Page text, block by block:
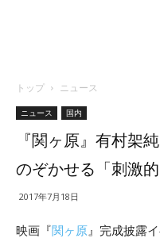
トップ ニュース
ニュース 国内
『関ヶ原』有村架
のぞかせる「刺激的
2017年7月18日
映画『関ヶ原 』完成披露